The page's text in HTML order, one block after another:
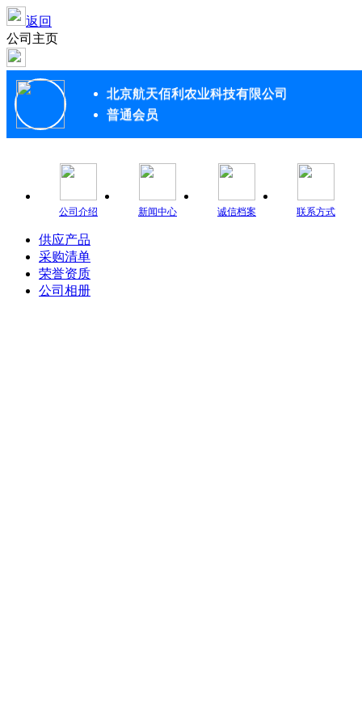
返回
公司主页
北京航天佰利农业科技有限公司
普通会员
公司介绍 新闻中心 诚信档案 联系方式
供应产品
采购清单
荣誉资质
公司相册